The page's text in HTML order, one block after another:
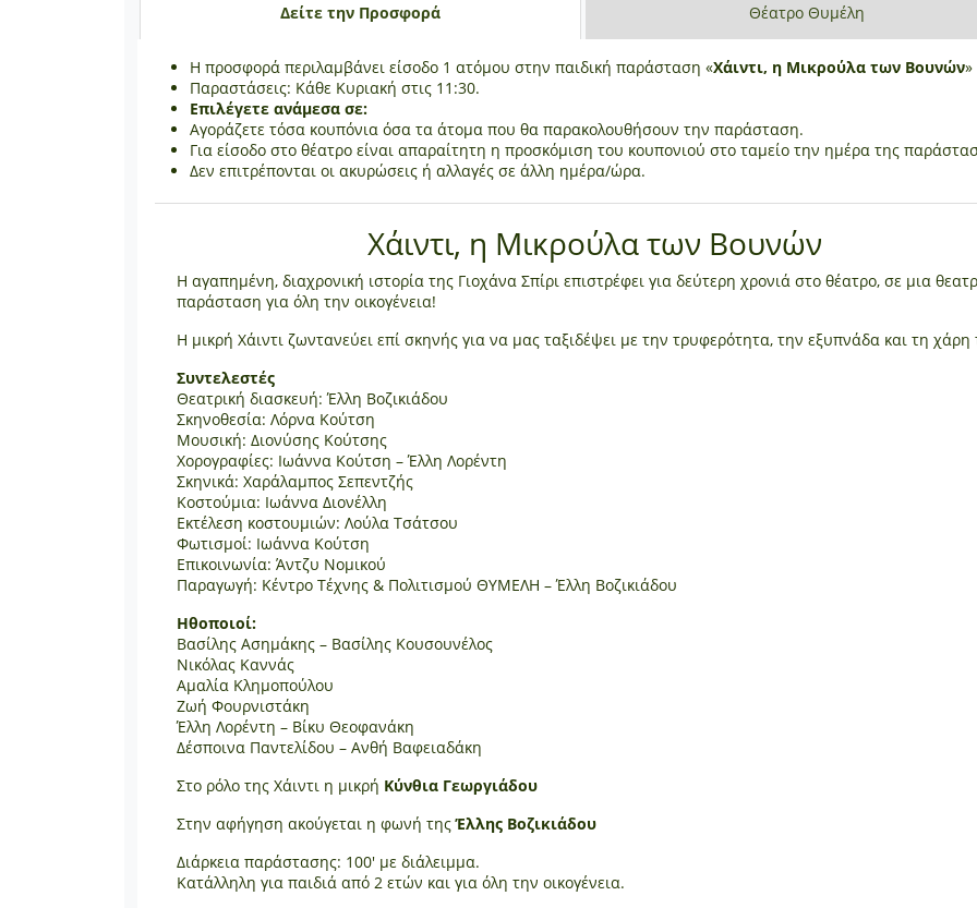
Δείτε την Προσφορά Θέατρο Θυμέλη
Η προσφορά περιλαμβάνει είσοδο 1 ατόμου στην παιδική παράσταση «Χάιντι, η Μικρούλα των Βουνών»
Παραστάσεις: Κάθε Κυριακή στις 11:30.
Επιλέγετε ανάμεσα σε:
Αγοράζετε τόσα κουπόνια όσα τα άτομα που θα παρακολουθήσουν την παράσταση.
Για είσοδο στο θέατρο είναι απαραίτητη η προσκόμιση του κουπονιού στο ταμείο την ημέρα της
Δεν επιτρέπονται οι ακυρώσεις ή αλλαγές σε άλλη ημέρα/ώρα.
Χάιντι, η Μικρούλα των Βουνών
Η αγαπημένη, διαχρονική ιστορία της Γιοχάνα Σπίρι επιστρέφει για δεύτερη χρονιά στο θέατρο, σε μια
παράσταση για όλη την οικογένεια!
Η μικρή Χάιντι ζωντανεύει επί σκηνής για να μας ταξιδέψει με την τρυφερότητα, την εξυπνάδα και τη χάρη
Συντελεστές
Θεατρική διασκευή: Έλλη Βοζικιάδου
Σκηνοθεσία: Λόρνα Κούτση
Μουσική: Διονύσης Κούτσης
Χορογραφίες: Ιωάννα Κούτση – Έλλη Λορέντη
Σκηνικά: Χαράλαμπος Σεπεντζής
Κοστούμια: Ιωάννα Διονέλλη
Εκτέλεση κοστουμιών: Λούλα Τσάτσου
Φωτισμοί: Ιωάννα Κούτση
Επικοινωνία: Άντζυ Νομικού
Παραγωγή: Κέντρο Τέχνης & Πολιτισμού ΘΥΜΕΛΗ – Έλλη Βοζικιάδου
Ηθοποιοί:
Βασίλης Ασημάκης – Βασίλης Κουσουνέλος
Νικόλας Καννάς
Αμαλία Κλημοπούλου
Ζωή Φουρνιστάκη
Έλλη Λορέντη – Βίκυ Θεοφανάκη
Δέσποινα Παντελίδου – Ανθή Βαφειαδάκη
Στο ρόλο της Χάιντι η μικρή Κύνθια Γεωργιάδου
Στην αφήγηση ακούγεται η φωνή τηςΈλλης Βοζικιάδου
Διάρκεια παράστασης: 100' με διάλειμμα.
Κατάλληλη για παιδιά από 2 ετών και για όλη την οικογένεια.